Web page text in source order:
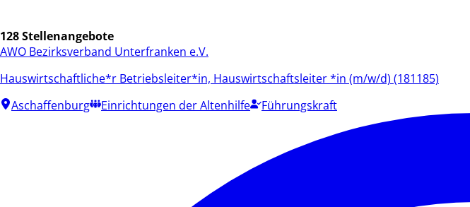
128 Stellenangebote
AWO Bezirksverband Unterfranken e.V.
Hauswirtschaftliche*r Betriebsleiter*in, Hauswirtschaftsleiter *in (m/w/d) (181185)
Aschaffenburg
Einrichtungen der Altenhilfe Führungskraft